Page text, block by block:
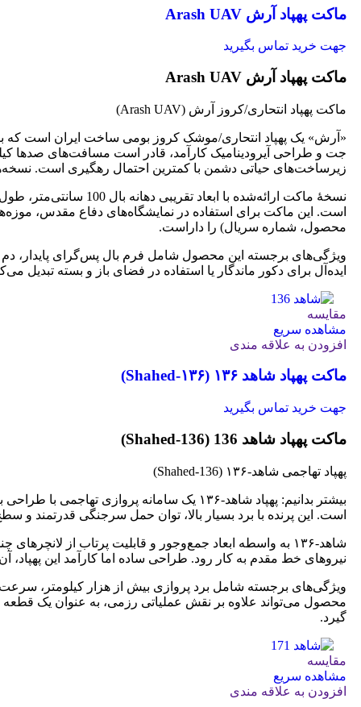
ماکت پهپاد آرش Arash UAV
جهت خرید تماس بگیرید
ماکت پهپاد آرش Arash UAV
ماکت پهپاد انتحاری/کروز آرش (Arash UAV)
«آرش» یک پهپاد انتحاری/موشک کروز بومی ساخت ایران است که
جت و طراحی آیرودینامیک کارآمد، قادر است مسافت‌های صدها
زیرساخت‌های حیاتی دشمن با کمترین احتمال رهگیری است.
است. این ماکت برای استفاده در نمایشگاه‌های دفاع مقدس،
محصول، شماره سریال) را داراست.
ایده‌آل برای دکور ماندگار یا استفاده در فضای باز و بسته تبدیل
مقایسه
مشاهده سریع
افزودن به علاقه مندی
ماکت پهپاد شاهد ۱۳۶ (Shahed‑۱۳۶)
جهت خرید تماس بگیرید
ماکت پهپاد شاهد 136 (Shahed‑136)
پهپاد تهاجمی شاهد‑۱۳۶ (Shahed‑136)
بیشتر بدانیم: پهپاد شاهد‑۱۳۶ یک سامانه
است. این پرنده با برد بسیار بالا، توان حمل سرجنگی قدرتمند و
شاهد‑۱۳۶ به واسطه ابعاد جمع‌وجور و قابلیت پرتاب از
نیروهای خط مقدم به کار رود. طراحی ساده اما کارآمد این
ویژگی‌های برجسته شامل برد پروازی بیش از هزار کیلومتر،
محصول می‌تواند علاوه بر نقش عملیاتی رزمی، به عنوان یک
گیرد.
مقایسه
مشاهده سریع
افزودن به علاقه مندی